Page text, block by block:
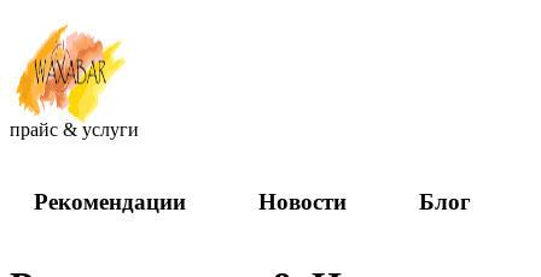
прайс & услуги
Рекомендации Новости Блог